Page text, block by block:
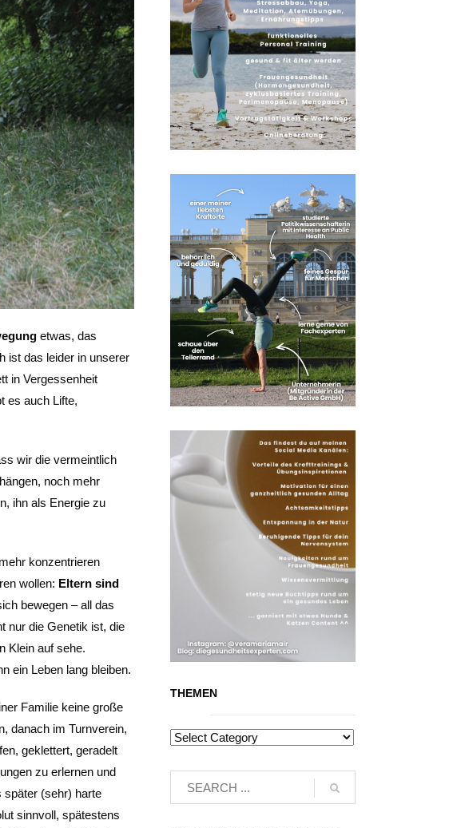
etwas, das
ist das leider in unserer
in Vergessenheit
es auch Lifte,
wir die vermeintlich
noch mehr
ihn als Energie zu
konzentrieren
wollen: Eltern sind
bewegen – all das
nur die Genetik ist, die
Klein auf sehe.
ein Leben lang bleiben.
Familie keine große
danach im Turnverein,
geklettert, geradelt
zu erlernen und
später (sehr) harte
sinnvoll, spätestens
THEMEN